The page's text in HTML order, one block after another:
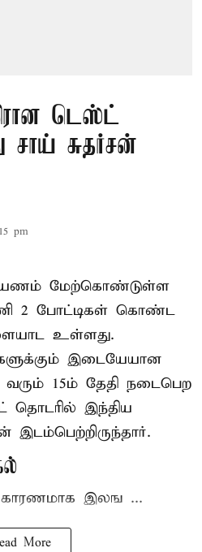
டெஸ்ட்
சாய் சுதர்சன்
pm
மேற்கொண்டுள்ள
2 போட்டிகள் கொண்ட
உள்ளது.
இடையேயான
15ம் தேதி நடைபெற
இந்திய
இடம்பெற்றிருந்தார்.
இலங ...
More